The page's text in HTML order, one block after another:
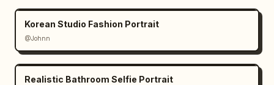
Korean Studio Fashion Portrait
@Johnn
Realistic Bathroom Selfie Portrait